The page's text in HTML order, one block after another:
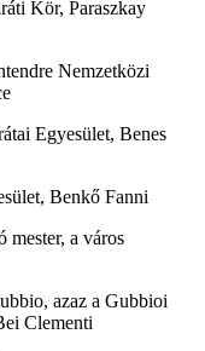
Kör, Paraszkay
Nemzetközi
Egyesület, Benes
Benkő Fanni
mester, a város
azaz a Gubbioi
Clementi